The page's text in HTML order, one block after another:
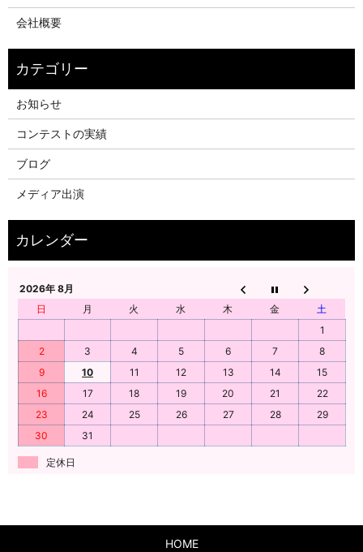
会社概要
お知らせ
コンテストの実績
ブログ
メディア出演
2026年 8月
日
月 火 水 木 金
土
1
2
3 4 5 6 7
8
9
10 11 12 13 14
15
16
17 18 19 20 21
22
23
24 25 26 27 28
29
30
31
定休日
HOME